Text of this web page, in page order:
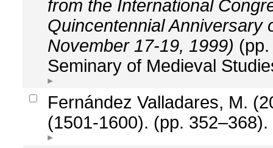
from the International
Quincentennial Anniversary
November 17-19, 1999)
Seminary of Medieval
Fernández Valladares, M.
(1501-1600). (pp.